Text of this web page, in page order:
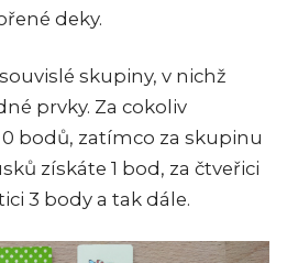
deky.
skupiny, v nichž
prvky. Za cokoliv
bodů, zatímco za skupinu
získáte 1 bod, za čtveřici
3 body a tak dále.